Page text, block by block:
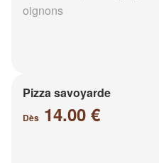
oignons
Pizza savoyarde
Dès 14.00 €